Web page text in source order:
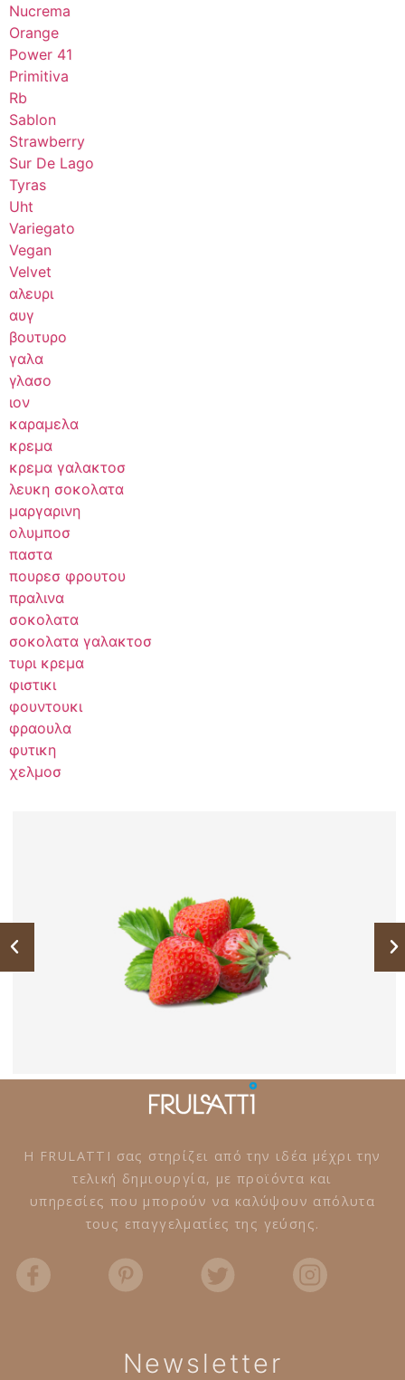
Nucrema
Orange
Power 41
Primitiva
Rb
Sablon
Strawberry
Sur De Lago
Tyras
Uht
Variegato
Vegan
Velvet
αλευρι
αυγ
βουτυρο
γαλα
γλασο
ιον
καραμελα
κρεμα
κρεμα γαλακτοσ
λευκη σοκολατα
μαργαρινη
ολυμποσ
παστα
πουρεσ φρουτου
πραλινα
σοκολατα
σοκολατα γαλακτοσ
τυρι κρεμα
φιστικι
φουντουκι
φραουλα
φυτικη
χελμοσ
Η FRULATTI σας στηρίζει από την ιδέα μέχρι την
τελική δημιουργία, με προϊόντα και
υπηρεσίες που μπορούν να καλύψουν απόλυτα
τους επαγγελματίες της γεύσης.
Newsletter